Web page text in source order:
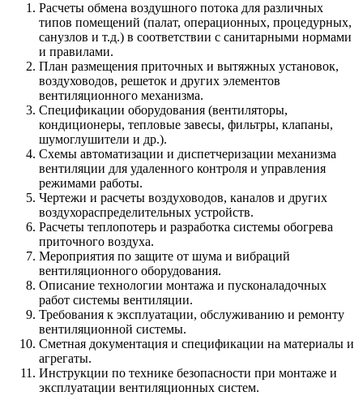
Расчеты обмена воздушного потока для различных
типов помещений (палат, операционных, процедурных,
санузлов и т.д.) в соответствии с санитарными нормами
и правилами.
План размещения приточных и вытяжных установок,
воздуховодов, решеток и других элементов
вентиляционного механизма.
Спецификации оборудования (вентиляторы,
кондиционеры, тепловые завесы, фильтры, клапаны,
шумоглушители и др.).
Схемы автоматизации и диспетчеризации механизма
вентиляции для удаленного контроля и управления
режимами работы.
Чертежи и расчеты воздуховодов, каналов и других
воздухораспределительных устройств.
Расчеты теплопотерь и разработка системы обогрева
приточного воздуха.
Мероприятия по защите от шума и вибраций
вентиляционного оборудования.
Описание технологии монтажа и пусконаладочных
работ системы вентиляции.
Требования к эксплуатации, обслуживанию и ремонту
вентиляционной системы.
Сметная документация и спецификации на материалы и
агрегаты.
Инструкции по технике безопасности при монтаже и
эксплуатации вентиляционных систем.